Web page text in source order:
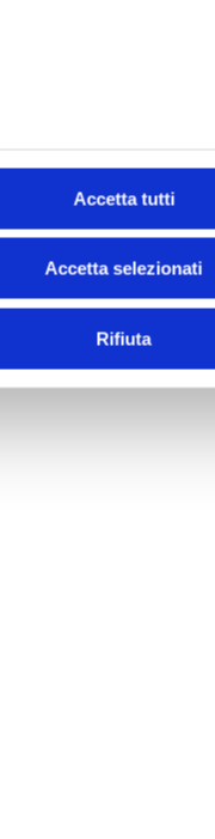
Accetta tutti
Accetta selezionati
Rifiuta